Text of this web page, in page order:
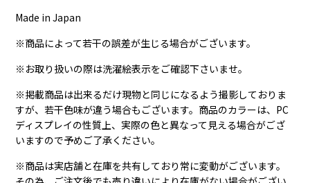
Made in Japan
※商品によって若干の誤差が生じる場合がございます。
※お取り扱いの際は洗濯絵表示をご確認下さいませ。
※掲載商品は出来るだけ現物と同じになるよう撮影しておりま
すが、若干色味が違う場合もございます。商品のカラーは、PC
ディスプレイの性質上、実際の色と異なって見える場合がござ
いますので予めご了承ください。
※商品は実店舗と在庫を共有しており常に変動がございます。